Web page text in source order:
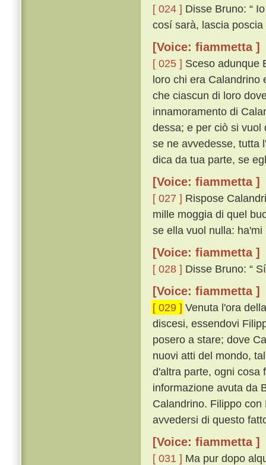
[ 024 ] Disse Bruno: “
cosí sarà, lascia poscia
[Voice: fiammetta ]
[ 025 ] Sceso adunque
loro chi era Calandrino
che ciascun di loro
innamoramento di
dessa; e per ciò si vuol
se ne avvedesse, tutta
dica da tua parte, se
[Voice: fiammetta ]
[ 027 ] Rispose
mille moggia di quel
se ella vuol nulla: ha'mi
[Voice: fiammetta ]
[ 028 ] Disse Bruno: “
[Voice: fiammetta ]
[ 029 ] Venuta l'ora
discesi, essendovi
posero a stare; dove
nuovi atti del mondo,
d'altra parte, ogni cosa
informazione avuta da
Calandrino. Filippo
avvedersi di questo
[Voice: fiammetta ]
[ 031 ] Ma pur dopo